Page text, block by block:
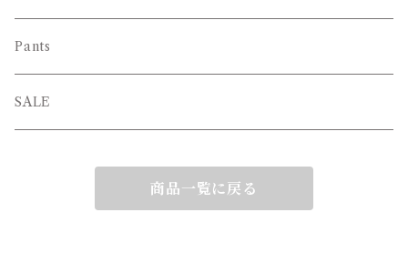
Pants
SALE
商品一覧に戻る